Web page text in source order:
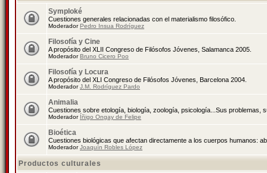
Symploké
Cuestiones generales relacionadas con el materialismo filosófico.
ModeradorPedro Insua Rodríguez
Filosofía y Cine
A propósito del XLII Congreso de Filósofos Jóvenes, Salamanca 2005.
ModeradorBruno Cicero Poo
Filosofía y Locura
A propósito del XLI Congreso de Filósofos Jóvenes, Barcelona 2004.
ModeradorJ.M. Rodríguez Pardo
Animalia
Cuestiones sobre etología, biología, zoología, psicología...Sus problemas,
Moderador Íñigo Ongay de Felipe
Bioética
Cuestiones biológicas que afectan directamente a los cuerpos humanos:
ModeradorJoaquín Robles López
Productos culturales